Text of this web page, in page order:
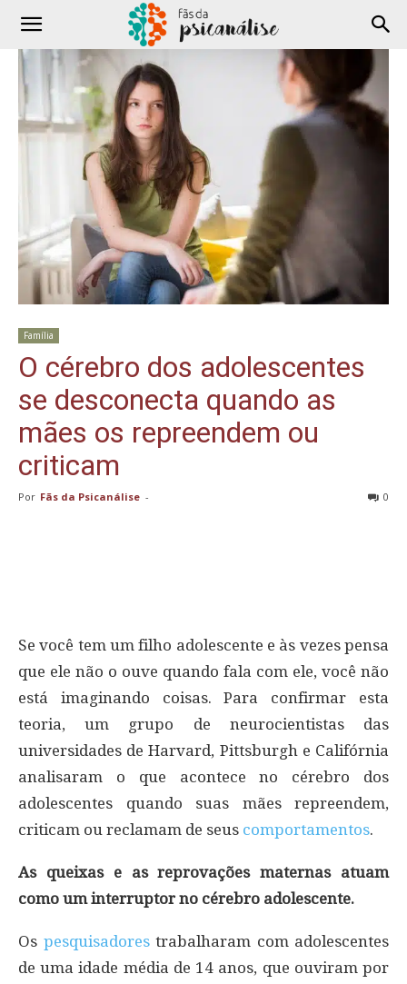
Família
O cérebro dos adolescentes
se desconecta quando as
mães os repreendem ou
criticam
Por Fãs da Psicanálise - 0
Se você tem um filho adolescente e às vezes pensa
que ele não o ouve quando fala com ele, você não
está imaginando coisas. Para confirmar esta
teoria, um grupo de neurocientistas das
universidades de Harvard, Pittsburgh e Califórnia
analisaram o que acontece no cérebro dos
adolescentes quando suas mães repreendem,
criticam ou reclamam de seus comportamentos.
As queixas e as reprovações maternas atuam
como um interruptor no cérebro adolescente.
Os pesquisadorestrabalharam com adolescentes
de uma idade média de 14 anos, que ouviram por